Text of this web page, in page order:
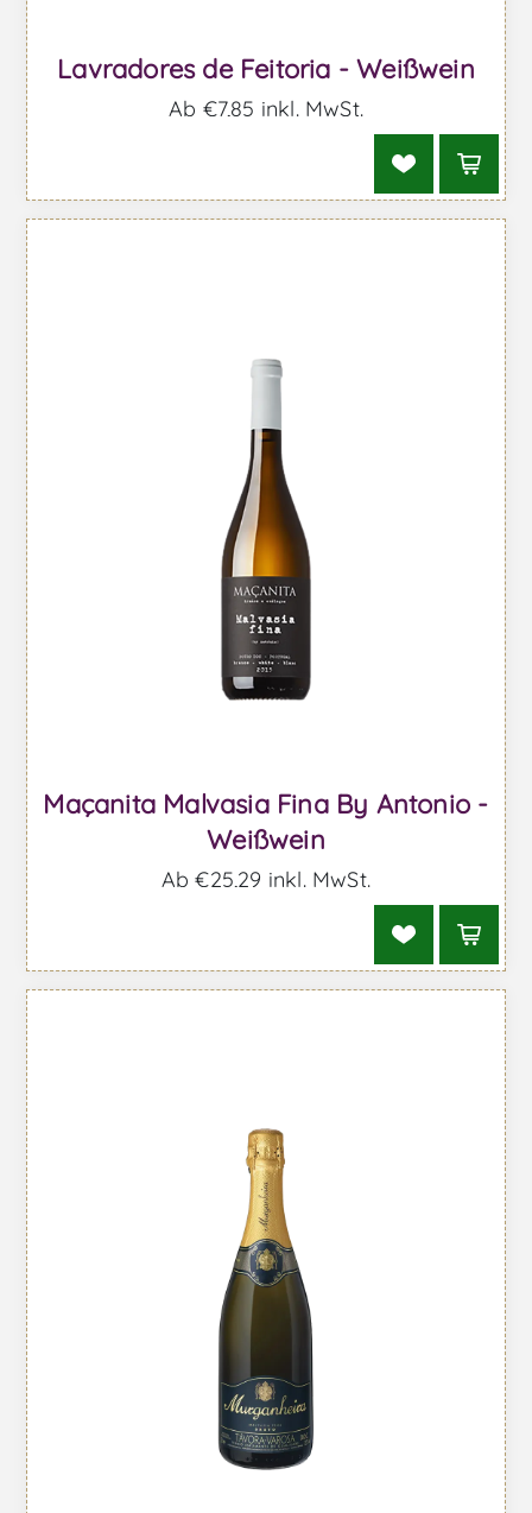
Lavradores de Feitoria - Weißwein
Ab €7,85 inkl. MwSt.
Maçanita Malvasia Fina By Antonio -
Weißwein
Ab €25,29 inkl. MwSt.